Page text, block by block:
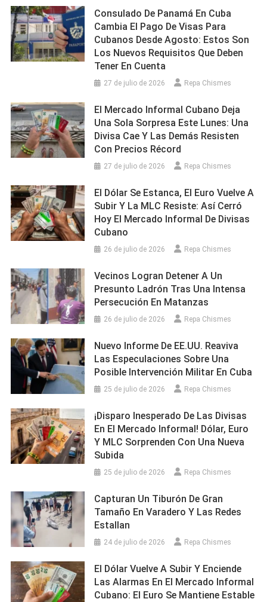
Consulado De Panamá En Cuba
Cambia El Pago De Visas Para
Cubanos Desde Agosto: Estos Son
Los Nuevos Requisitos Que Deben
Tener En Cuenta
27 de julio de 2026 Repa Chismes
El Mercado Informal Cubano Deja
Una Sola Sorpresa Este Lunes: Una
Divisa Cae Y Las Demás Resisten
Con Precios Récord
27 de julio de 2026 Repa Chismes
El Dólar Se Estanca, El Euro Vuelve A
Subir Y La MLC Resiste: Así Cerró
Hoy El Mercado Informal De Divisas
Cubano
26 de julio de 2026 Repa Chismes
Vecinos Logran Detener A Un
Presunto Ladrón Tras Una Intensa
Persecución En Matanzas
26 de julio de 2026 Repa Chismes
Nuevo Informe De EE.UU. Reaviva
Las Especulaciones Sobre Una
Posible Intervención Militar En Cuba
25 de julio de 2026 Repa Chismes
¡Disparo Inesperado De Las Divisas
En El Mercado Informal! Dólar, Euro
Y MLC Sorprenden Con Una Nueva
Subida
25 de julio de 2026 Repa Chismes
Capturan Un Tiburón De Gran
Tamaño En Varadero Y Las Redes
Estallan
24 de julio de 2026 Repa Chismes
El Dólar Vuelve A Subir Y Enciende
Las Alarmas En El Mercado Informal
Cubano: El Euro Se Mantiene Estable